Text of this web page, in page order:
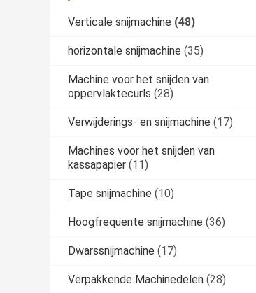
Verticale snijmachine (48)
horizontale snijmachine (35)
Machine voor het snijden van
oppervlaktecurls (28)
Verwijderings- en snijmachine (17)
Machines voor het snijden van
kassapapier (11)
Tape snijmachine (10)
Hoogfrequente snijmachine (36)
Dwarssnijmachine (17)
Verpakkende Machinedelen (28)